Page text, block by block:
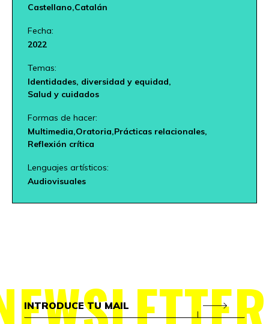
Castellano,Catalán
Fecha:
2022
Temas:
Identidades, diversidad y equidad,
Salud y cuidados
Formas de hacer:
Multimedia,Oratoria,Prácticas relacionales,
Reflexión crítica
Lenguajes artísticos:
Audiovisuales